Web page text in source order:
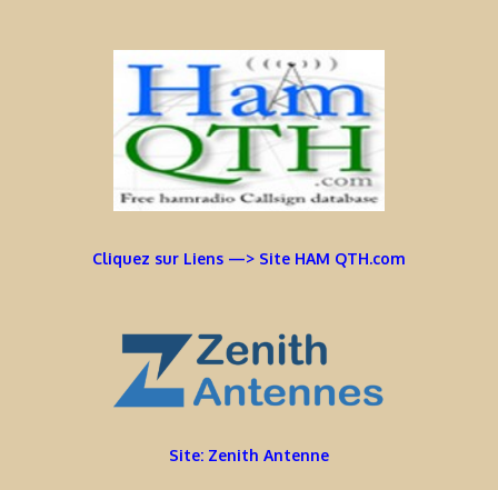
Cliquez sur Liens —> Site HAM QTH.com
Site: Zenith Antenne